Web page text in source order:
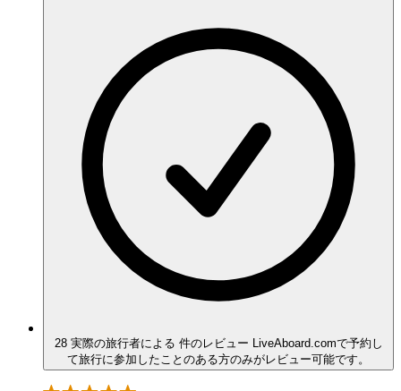
28 実際の旅行者による 件のレビュー LiveAboard.comで予約し
て旅行に参加したことのある方のみがレビュー可能です。